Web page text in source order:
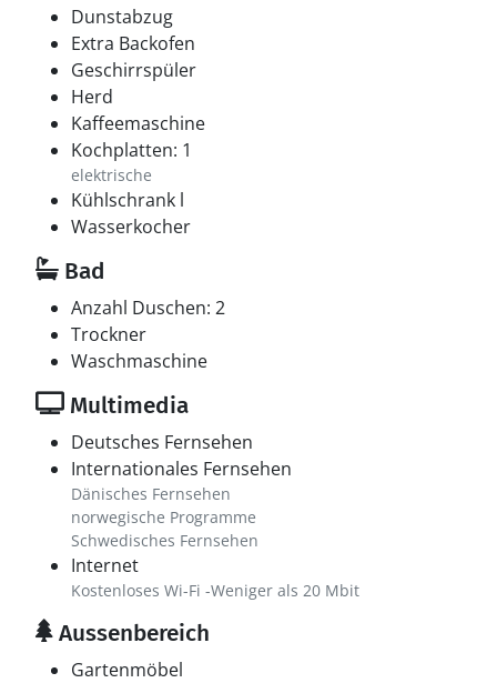
Dunstabzug
Extra Backofen
Geschirrspüler
Herd
Kaffeemaschine
Kochplatten: 1
elektrische
Kühlschrank l
Wasserkocher
Bad
Anzahl Duschen: 2
Trockner
Waschmaschine
Multimedia
Deutsches Fernsehen
Internationales Fernsehen
Dänisches Fernsehen
norwegische Programme
Schwedisches Fernsehen
Internet
Kostenloses Wi-Fi -Weniger als 20 Mbit
Aussenbereich
Gartenmöbel